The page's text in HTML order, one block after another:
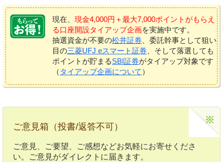
現在、 現金4,000円＋最大7,000ポイントがもらえ
る口座開設タイアップ企画を実施中です。
抽選資金が不要の松井証券、委託幹事として狙い
目の三菱UFJ eスマート証券、そして落選しても
ポイントが貯まるSBI証券がタイアップ対象です
（ タイアップ企画について ）
ご意見箱（投書/返答不可）
ご意見、ご要望、ご感想などお気軽にお寄せくださ
い。ご意見がダイレクトに届きます。